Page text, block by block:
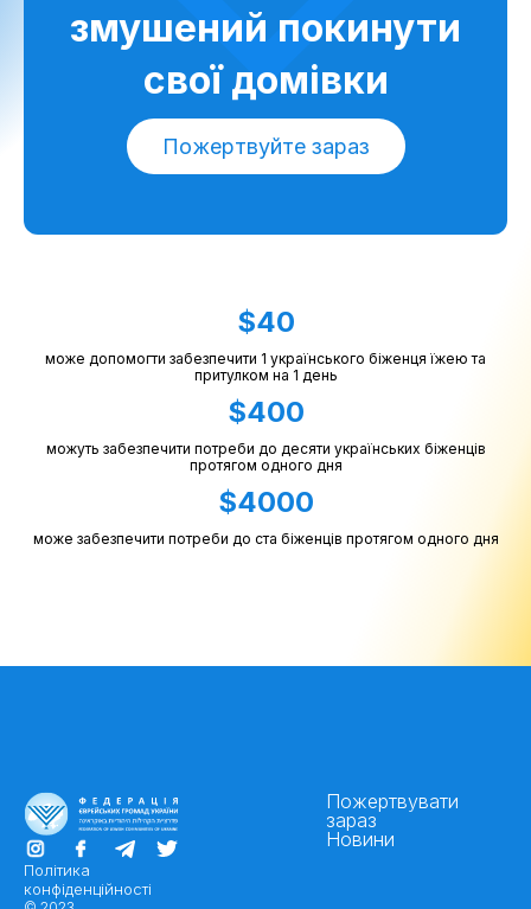
$40
може допомогти забезпечити 1 українського біженця їжею та
притулком на 1 день
$400
можуть забезпечити потреби до десяти українських біженців
протягом одного дня
$4000
може забезпечити потреби до ста біженців протягом одного дня
змушений покинути
свої домівки
Пожертвуйте зараз
Політика
конфіденційності
Пожертвувати
зараз
Новини